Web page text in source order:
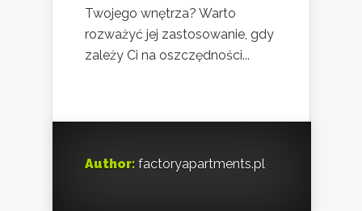
Twojego wnętrza? Warto
rozważyć jej zastosowanie, gdy
zależy Ci na oszczędności...
Author: factoryapartments.pl